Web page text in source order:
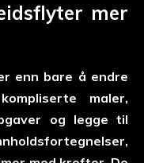
mer
enn bare å endre
maler,
og legge til